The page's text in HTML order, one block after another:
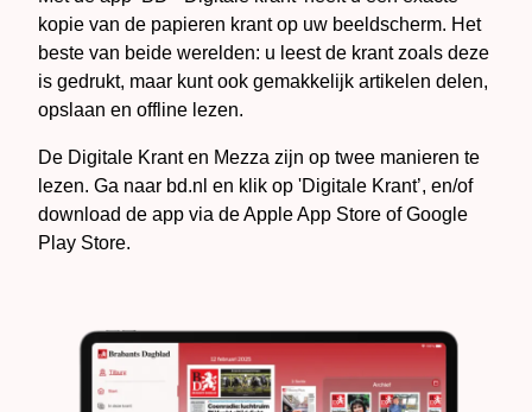
kopie van de papieren krant op uw beeldscherm. Het
beste van beide werelden: u leest de krant zoals deze
is gedrukt, maar kunt ook gemakkelijk artikelen delen,
opslaan en offline lezen.
De Digitale Krant en Mezza zijn op twee manieren te
lezen. Ga naar bd.nl en klik op 'Digitale Krant’, en/of
download de app via de Apple App Store of Google
Play Store.